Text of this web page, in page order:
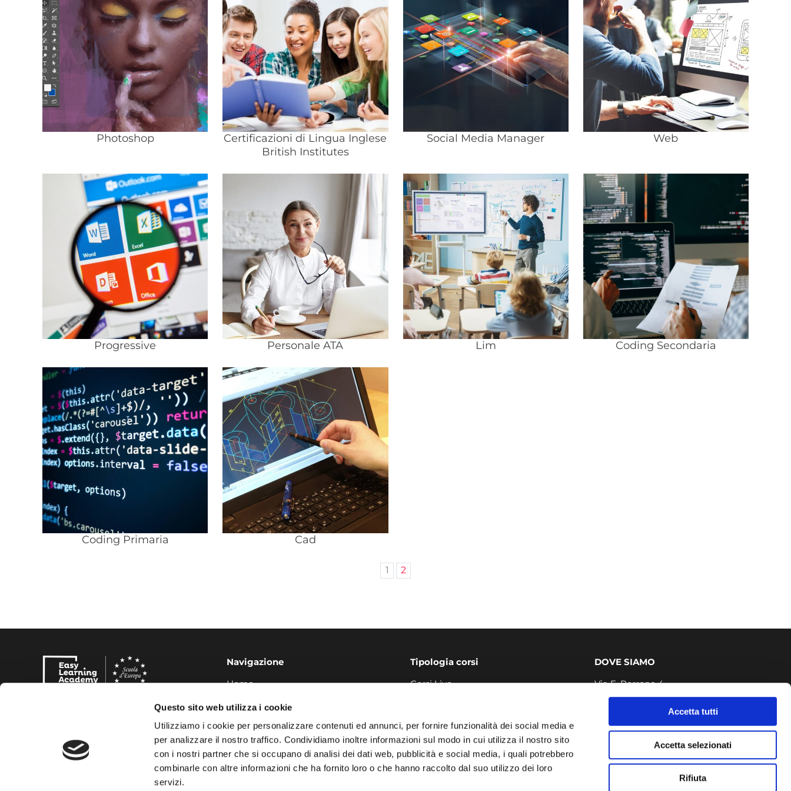
Questo sito web utilizza i cookie
Utilizziamo i cookie per personalizzare contenuti ed annunci, per fornire funzionalità dei social media e
per analizzare il nostro traffico. Condividiamo inoltre informazioni sul modo in cui utilizza il nostro sito
con i nostri partner che si occupano di analisi dei dati web, pubblicità e social media, i quali potrebbero
combinarle con altre informazioni che ha fornito loro o che hanno raccolto dal suo utilizzo dei loro
servizi.
Accetta tutti
Accetta selezionati
Rifiuta
Photoshop
Certificazioni di Lingua Inglese
British Institutes
Social Media Manager Web
Progressive Personale ATA Lim Coding Secondaria
Coding Primaria Cad
1 2
Navigazione
Home
Certificazioni
FAQ
Contatti
Tipologia corsi
Corsi Live
Per Crediti Scolastici
Per Punteggi in Graduatoria
Corsi Eipass Online
DOVE SIAMO
Via E. Perrone 4
71121, Foggia FG
info@easylearningacademy.it